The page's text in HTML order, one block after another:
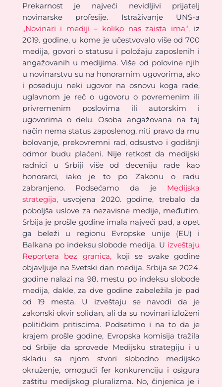
Prekarnost je najveći nevidljivi prijatelj
novinarske profesije. Istraživanje UNS-a
„Novinari i mediji – koliko nas zaista ima“, iz
2019. godine, u kome je učestvovalo više od 700
medija, govori o statusu i položaju zaposlenih i
angažovanih u medijima. Više od polovine njih
u novinarstvu su na honorarnim ugovorima, ako
i poseduju neki ugovor na osnovu koga rade,
uglavnom je reč o ugovoru o povremenim ili
privremenim poslovima ili autorskim i
ugovorima o delu. Osoba angažovana na taj
način nema status zaposlenog, niti pravo da mu
bolovanje, prekovremni rad, odsustvo i godišnji
odmor budu plaćeni. Nije retkost da medijski
radnici u Srbiji više od deceniju rade kao
honorarci, iako je to po Zakonu o radu
zabranjeno. Podsećamo da je Medijska
strategija, usvojena 2020. godine, trebalo da
poboljša uslove za nezavisne medije, međutim,
Srbija je prošle godine imala najveći pad, a opet
ga beleži u regionu Evropske unije (EU) i
Balkana po indeksu slobode medija. U izveštaju
Reportera bez granica, koji se svake godine
objavljuje na Svetski dan medija, Srbija se 2024.
godine nalazi na 98. mestu po indeksu slobode
medija, dakle, za dve godine zabeležila je pad
od 19 mesta. U izveštaju se navodi da je
zakonski okvir solidan, ali da su novinari izloženi
političkim pritiscima. Podsetimo i na to da je
krajem prošle godine, Evropska komisija tražila
od Srbije da sprovede Medijsku strategiju i u
skladu sa njom stvori slobodno medijsko
okruženje, omogući fer konkurenciju i osigura
zaštitu medijskog pluralizma. No, činjenica je i